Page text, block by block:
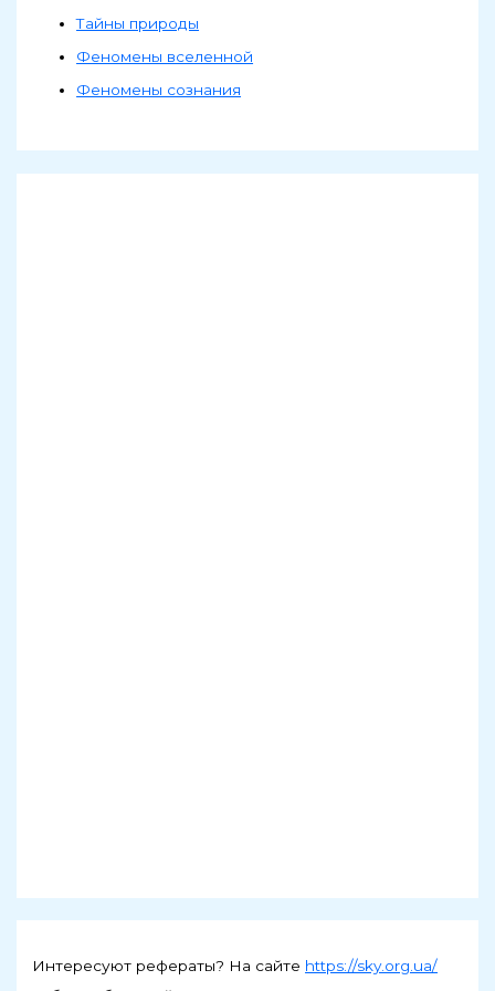
Тайны природы
Феномены вселенной
Феномены сознания
Интересуют рефераты? На сайте https://sky.org.ua/